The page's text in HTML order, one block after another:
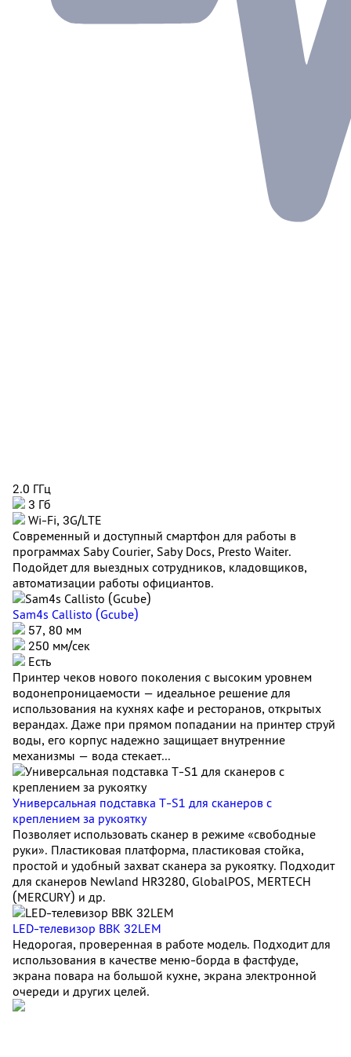
2.0 ГГц
3 Гб
Wi-Fi, 3G/LTE
Современный и доступный смартфон для работы в
программах Saby Courier, Saby Docs, Presto Waiter.
Подойдет для выездных сотрудников, кладовщиков,
автоматизации работы официантов.
Sam4s Callisto (Gcube)
57, 80 мм
250 мм/сек
Есть
Принтер чеков нового поколения с высоким уровнем
водонепроницаемости — идеальное решение для
использования на кухнях кафе и ресторанов, открытых
верандах. Даже при прямом попадании на принтер струй
воды, его корпус надежно защищает внутренние
механизмы — вода стекает...
Универсальная подставка T-S1 для сканеров с
креплением за рукоятку
Позволяет использовать сканер в режиме «свободные
руки». Пластиковая платформа, пластиковая стойка,
простой и удобный захват сканера за рукоятку. Подходит
для сканеров Newland HR3280, GlobalPOS, MERTECH
(MERCURY) и др.
LED-телевизор BBK 32LEM
Недорогая, проверенная в работе модель. Подходит для
использования в качестве меню-борда в фастфуде,
экрана повара на большой кухне, экрана электронной
очереди и других целей.